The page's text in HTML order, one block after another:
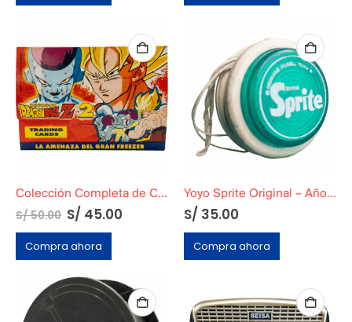
Colección Completa de Cards de Dragon Ball Z2: La Amenaza del Gran Freezer
S/50.00 S/ 45.00
Compra ahora
Yoyo Sprite Original – Años 80
S/ 35.00
Compra ahora